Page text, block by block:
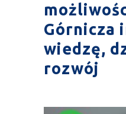
Górnicza
wiedzę,
rozwój